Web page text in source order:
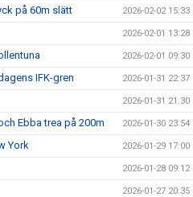
på 60m slätt 2026-02-02 15:33
2026-02-01 13:28
2026-02-01 09:30
IFK-gren 2026-01-31 22:37
2026-01-31 21:30
Ebba trea på 200m 2026-01-30 23:54
York 2026-01-29 17:00
2026-01-28 09:12
2026-01-27 20:35